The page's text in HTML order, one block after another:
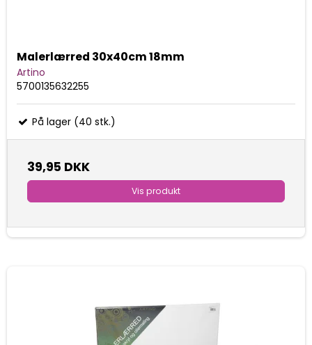
Malerlærred 30x40cm 18mm
Artino
5700135632255
På lager (40 stk.)
39,95 DKK
Vis produkt